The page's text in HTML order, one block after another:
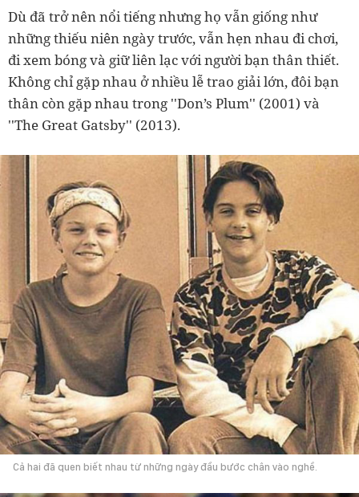
Dù đã trở nên nổi tiếng nhưng họ vẫn giống như
những thiếu niên ngày trước, vẫn hẹn nhau đi chơi,
đi xem bóng và giữ liên lạc với người bạn thân thiết.
Không chỉ gặp nhau ở nhiều lễ trao giải lớn, đôi bạn
thân còn gặp nhau trong ''Don’s Plum'' (2001) và
''The Great Gatsby'' (2013).
Cả hai đã quen biết nhau từ những ngày đầu bước chân vào nghề.